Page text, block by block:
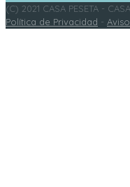
(C) 2021 CASA PESETA -
Política de Privacidad -